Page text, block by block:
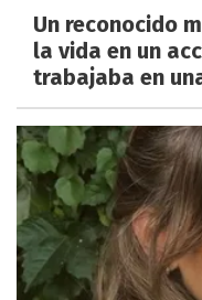
Un reconocido
la vida en un
trabajaba en